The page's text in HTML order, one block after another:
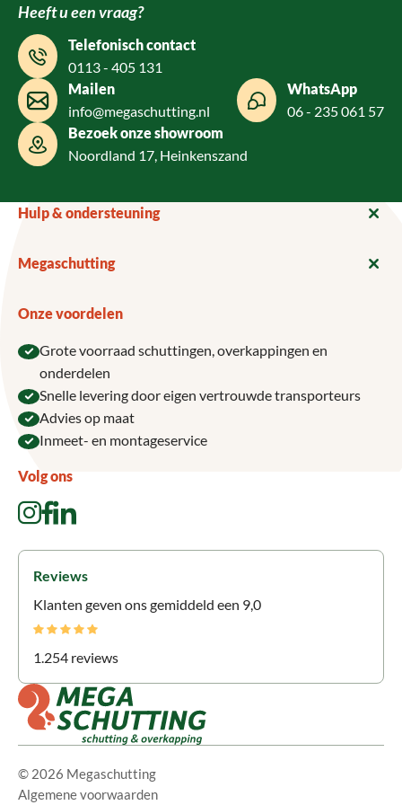
Heeft u een vraag?
Telefonisch contact
0113 - 405 131
Mailen
info@megaschutting.nl
WhatsApp
06 - 235 061 57
Bezoek onze showroom
Noordland 17, Heinkenszand
Hulp & ondersteuning
Megaschutting
Onze voordelen
Grote voorraad schuttingen, overkappingen en
onderdelen
Snelle levering door eigen vertrouwde transporteurs
Advies op maat
Inmeet- en montageservice
Volg ons
Reviews
Klanten geven ons gemiddeld een 9,0
1.254 reviews
© 2026 Megaschutting
Algemene voorwaarden